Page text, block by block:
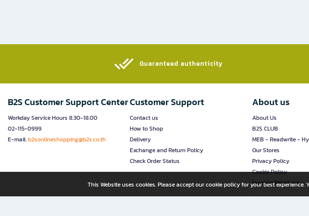
Guaranteed authenticity​
B2S Customer Support Center
Workday Service Hours 8.30-18.00
02-115-0999
E-mail:b2sonlineshopping@b2s.co.th
Customer Support
Contact us
How to Shop
Delivery
Exchange and Return Policy
Check Order Status
About us
About Us
B2S CLUB
MEB - Readwrite -
Our Stores
Privacy Policy
Cookie Policy
Investor Relations
This Website uses cookies. Please accept our cookie policy for your best